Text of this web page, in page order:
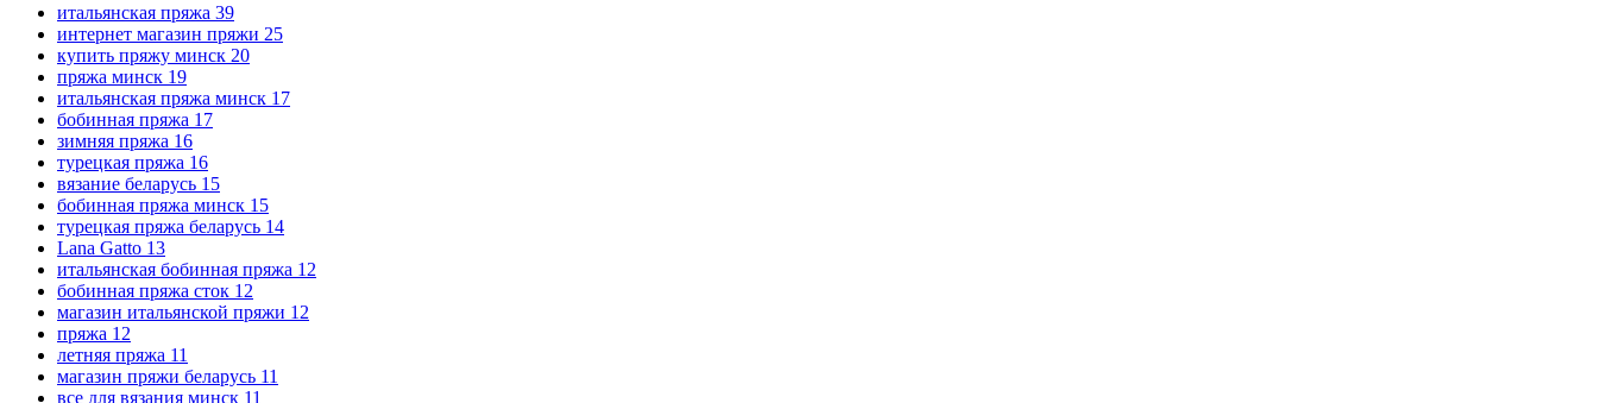
итальянская пряжа 39
интернет магазин пряжи 25
купить пряжу минск 20
пряжа минск 19
итальянская пряжа минск 17
бобинная пряжа 17
зимняя пряжа 16
турецкая пряжа 16
вязание беларусь 15
бобинная пряжа минск 15
турецкая пряжа беларусь 14
Lana Gatto 13
итальянская бобинная пряжа 12
бобинная пряжа сток 12
магазин итальянской пряжи 12
пряжа 12
летняя пряжа 11
магазин пряжи беларусь 11
все для вязания минск 11